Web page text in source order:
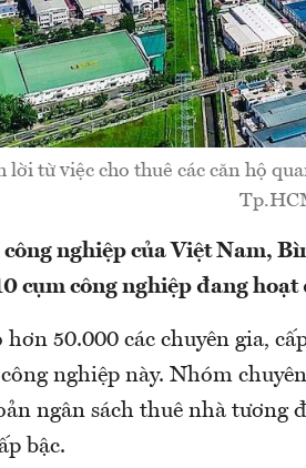
lời từ việc cho thuê các căn hộ
nghiệp của Việt Nam,
cụm công nghiệp đang hoạt
50.000 các chuyên gia,
nghiệp này. Nhóm
ngân sách thuê nhà tương
bậc.